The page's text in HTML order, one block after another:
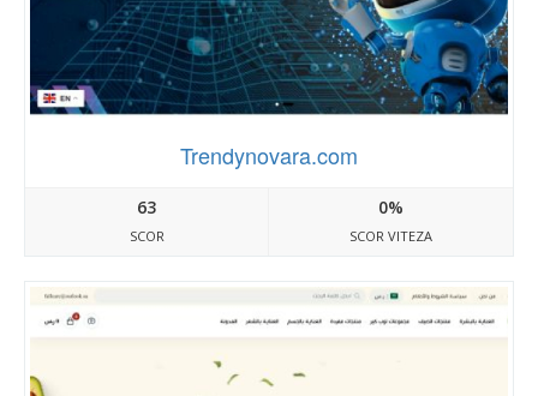
Trendynovara.com
63
SCOR
0%
SCOR VITEZA